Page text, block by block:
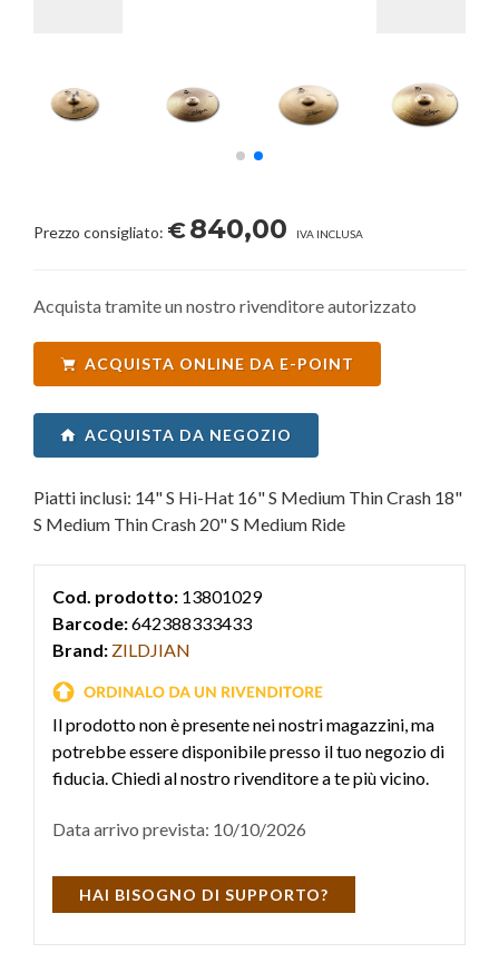
Prezzo consigliato: €840,00 IVA INCLUSA
Acquista tramite un nostro rivenditore autorizzato
ACQUISTA ONLINE DA E-POINT
ACQUISTA DA NEGOZIO
Piatti inclusi: 14" S Hi-Hat 16" S Medium Thin Crash 18"
S Medium Thin Crash 20" S Medium Ride
Cod. prodotto: 13801029
Barcode:642388333433
Brand: ZILDJIAN
Il prodotto non è presente nei nostri magazzini, ma
potrebbe essere disponibile presso il tuo negozio di
fiducia. Chiedi al nostro rivenditore a te più vicino.
Data arrivo prevista: 10/10/2026
HAI BISOGNO DI SUPPORTO?